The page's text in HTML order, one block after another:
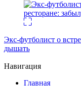
Экс-футболист о
дышать
Навигация
Главная